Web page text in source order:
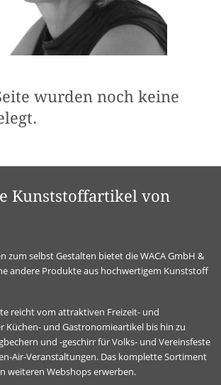
wurden noch keine
Kunststoffartikel von
zum selbst Gestalten bietet die WACA GmbH &
andere Produkte aus hochwertigem Kunststoff
reicht vom attraktiven Freizeit- und
Küchen- und Gastronomieartikel bis hin zu
und -geschirr für Volks- und Vereinsfeste
Air-Veranstaltungen. Das komplette Sortiment
weiteren Webshops erwerben.